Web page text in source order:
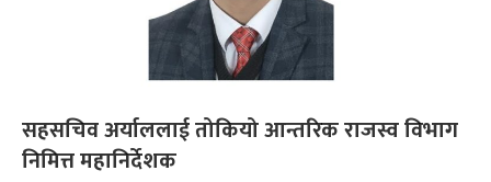
सहसचिव अर्याललाई तोकियो आन्तरिक राजस्व विभाग
निमित्त महानिर्देशक